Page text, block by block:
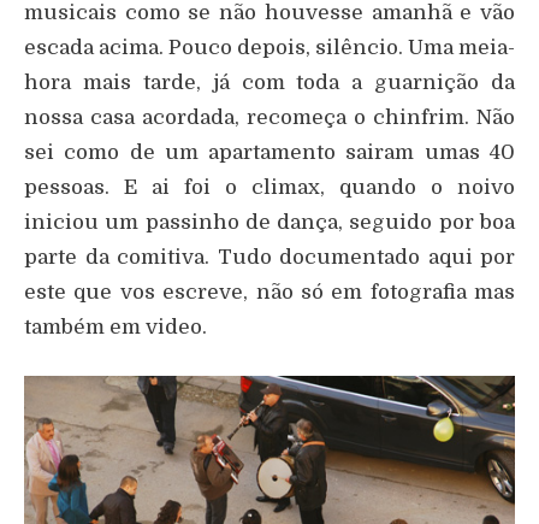
musicais como se não houvesse amanhã e vão
escada acima. Pouco depois, silêncio. Uma meia-
hora mais tarde, já com toda a guarnição da
nossa casa acordada, recomeça o chinfrim. Não
sei como de um apartamento sairam umas 40
pessoas. E ai foi o climax, quando o noivo
iniciou um passinho de dança, seguido por boa
parte da comitiva. Tudo documentado aqui por
este que vos escreve, não só em fotografia mas
também em video.